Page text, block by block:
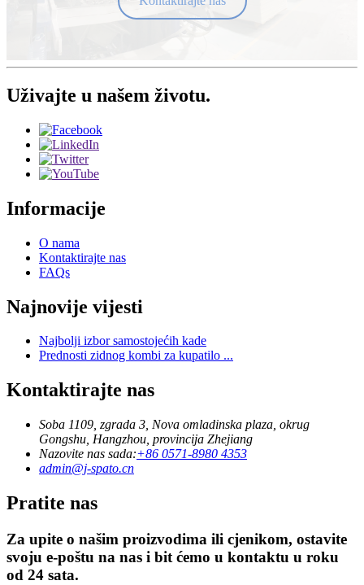
Uživajte u našem životu.
Informacije
O nama
Kontaktirajte nas
FAQs
Najnovije vijesti
Najbolji izbor samostojećih kade
Prednosti zidnog kombi za kupatilo ...
Kontaktirajte nas
Soba 1109, zgrada 3, Nova omladinska plaza, okrug
Gongshu, Hangzhou, provincija Zhejiang
Nazovite nas sada:+86 0571-8980 4353
admin@j-spato.cn
Pratite nas
Za upite o našim proizvodima ili cjenikom, ostavite
svoju e-poštu na nas i bit ćemo u kontaktu u roku
od 24 sata.